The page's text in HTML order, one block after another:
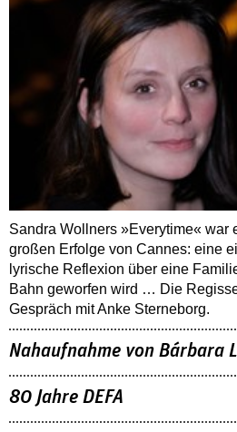
Sandra Wollners »Everytime« war
großen Erfolge von Cannes: eine
lyrische Reflexion über eine
Bahn geworfen wird … Die
Gespräch mit Anke Sterneborg.
Nahaufnahme von Bárbara
80 Jahre DEFA